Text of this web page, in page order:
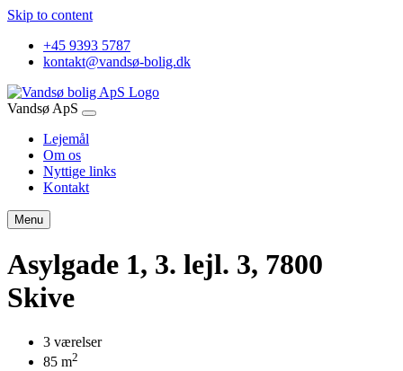
Skip to content
+45 9393 5787
kontakt@vandsø-bolig.dk
Vandsø ApS
Lejemål
Om os
Nyttige links
Kontakt
Menu
Asylgade 1, 3. lejl. 3, 7800
Skive
3 værelser
85 m2